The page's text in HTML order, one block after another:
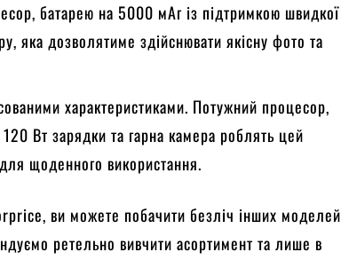
батарею на 5000 мАг із підтримкою швидкої
яка дозволятиме здійснювати якісну фото та
характеристиками. Потужний процесор,
Вт зарядки та гарна камера роблять цей
щоденного використання.
ви можете побачити безліч інших моделей
ретельно вивчити асортимент та лише в